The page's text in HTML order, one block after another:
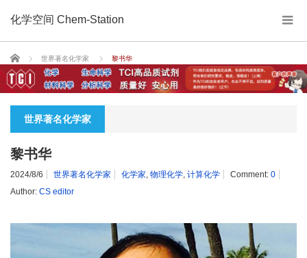
化学空间 Chem-Station
Home 世界著名化学家 黎书华
世界著名化学家
黎书华
2024/8/6 世界著名化学家 化学家 物理化学 计算化学 Comment: 0
Author: CS editor